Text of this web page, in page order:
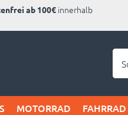
ab 100€ innerhalb
MOTORRAD FAHRRAD